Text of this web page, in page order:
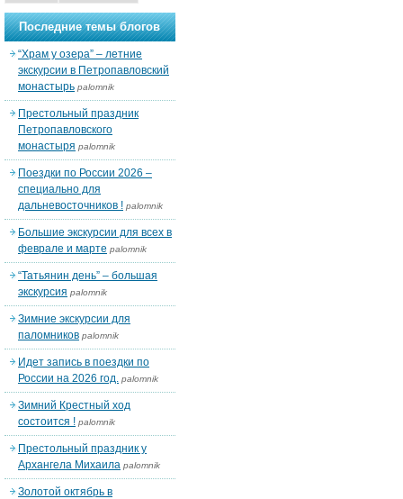
Последние темы блогов
“Храм у озера” – летние
экскурсии в Петропавловский
монастырь palomnik
Престольный праздник
Петропавловского
монастыря palomnik
Поездки по России 2026 –
специально для
дальневосточников ! palomnik
Большие экскурсии для всех в
феврале и марте palomnik
“Татьянин день” – большая
экскурсия palomnik
Зимние экскурсии для
паломников palomnik
Идет запись в поездки по
России на 2026 год. palomnik
Зимний Крестный ход
состоится ! palomnik
Престольный праздник у
Архангела Михаила palomnik
Золотой октябрь в